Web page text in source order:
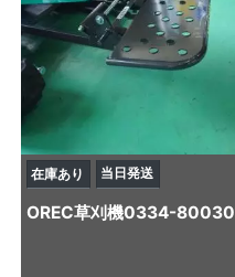
在庫あり 当日発送
OREC草刈機0334-80030